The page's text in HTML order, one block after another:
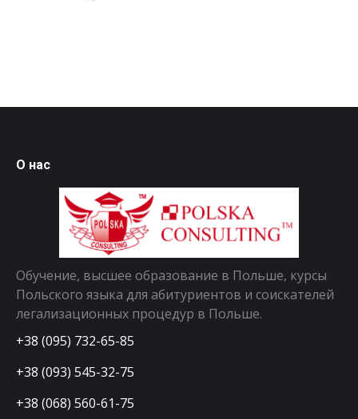
О нас
Обучение, высшее образование в Польше, курсы
Польского языка для абитуриентов и соискателей
легализационных процедур в Польше.
+38 (095) 732-65-85
+38 (093) 545-32-75
+38 (068) 560-61-75